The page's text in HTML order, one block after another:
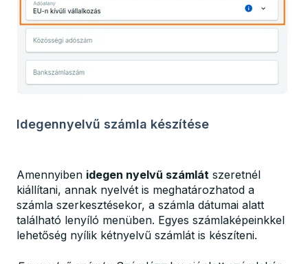
Idegennyelvű számla készítése
Amennyiben idegen nyelvű számlát szeretnél
kiállítani, annak nyelvét is meghatározhatod a
számla szerkesztésekor, a számla dátumai alatt
található lenyíló menüben. Egyes számlaképeinkkel
lehetőség nyílik kétnyelvű számlát is készíteni.